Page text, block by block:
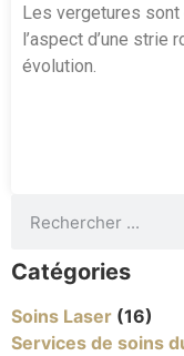
Les vergetures
l’aspect d’une strie
évolution.
Catégories
Soins Laser (16)
Services de soins